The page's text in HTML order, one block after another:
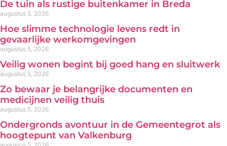
De tuin als rustige buitenkamer in Breda
augustus 5, 2026
Hoe slimme technologie levens redt in
gevaarlijke werkomgevingen
augustus 5, 2026
Veilig wonen begint bij goed hang en sluitwerk
augustus 5, 2026
Zo bewaar je belangrijke documenten en
medicijnen veilig thuis
augustus 5, 2026
Ondergronds avontuur in de Gemeentegrot als
hoogtepunt van Valkenburg